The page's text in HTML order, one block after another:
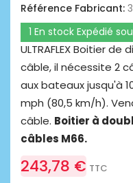
Référence Fabricant:
1 En stock Expédié
ULTRAFLEX Boitier
câble, il nécessite 2
aux bateaux jusqu'à
mph (80,5 km/h).
câble. Boitier à
câbles M66.
243,78 € TTC